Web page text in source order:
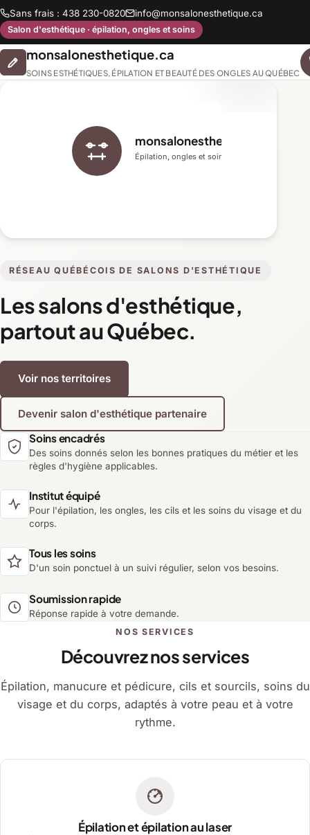
Sans frais : 438 230-0820 info@monsalonesthetique.ca
Salon d'esthétique · épilation, ongles et soins
monsalonesthetique.ca
SOINS ESTHÉTIQUES, ÉPILATION ET BEAUTÉ DES ONGLES AU QUÉBEC
RÉSEAU QUÉBÉCOIS DE SALONS D'ESTHÉTIQUE
Les salons d'esthétique,
partout au Québec.
Voir nos territoires
Devenir salon d'esthétique partenaire
monsalonesthetique.ca
Épilation, ongles et soins du visage
Soins encadrés
Des soins donnés selon les bonnes pratiques du métier et les
règles d'hygiène applicables.
Institut équipé
Pour l'épilation, les ongles, les cils et les soins du visage et du
corps.
Tous les soins
D'un soin ponctuel à un suivi régulier, selon vos besoins.
Soumission rapide
Réponse rapide à votre demande.
NOS SERVICES
Découvrez nos services
Épilation, manucure et pédicure, cils et sourcils, soins du
visage et du corps, adaptés à votre peau et à votre
rythme.
Épilation et épilation au laser